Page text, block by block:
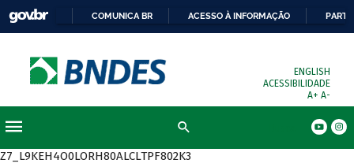
COMUNICA BR ACESSO À INFORMAÇÃO
ENGLISH
ACESSIBILIDADE
A+ A-
Z7_L9KEH4O0LORH80ALCLTPF802K3